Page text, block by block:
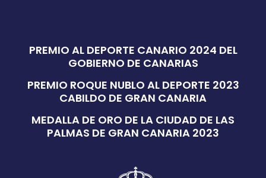
PREMIO AL DEPORTE CANARIO 2024 DEL
GOBIERNO DE CANARIAS
PREMIO ROQUE NUBLO AL DEPORTE 2023
CABILDO DE GRAN CANARIA
MEDALLA DE ORO DE LA CIUDAD DE LAS
PALMAS DE GRAN CANARIA 2023